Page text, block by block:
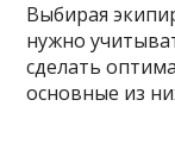
Выбирая
нужно
сделать
основные из